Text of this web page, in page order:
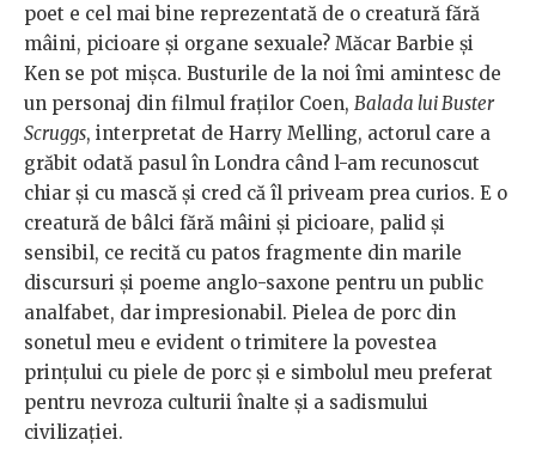
poet e cel mai bine reprezentată de o creatură fără
mâini, picioare și organe sexuale? Măcar Barbie și
Ken se pot mișca. Busturile de la noi îmi amintesc de
un personaj din filmul fraților Coen, Balada lui Buster
Scruggs, interpretat de Harry Melling, actorul care a
grăbit odată pasul în Londra când l-am recunoscut
chiar și cu mască și cred că îl priveam prea curios. E o
creatură de bâlci fără mâini și picioare, palid și
sensibil, ce recită cu patos fragmente din marile
discursuri și poeme anglo-saxone pentru un public
analfabet, dar impresionabil. Pielea de porc din
sonetul meu e evident o trimitere la povestea
prințului cu piele de porc și e simbolul meu preferat
pentru nevroza culturii înalte și a sadismului
civilizației.